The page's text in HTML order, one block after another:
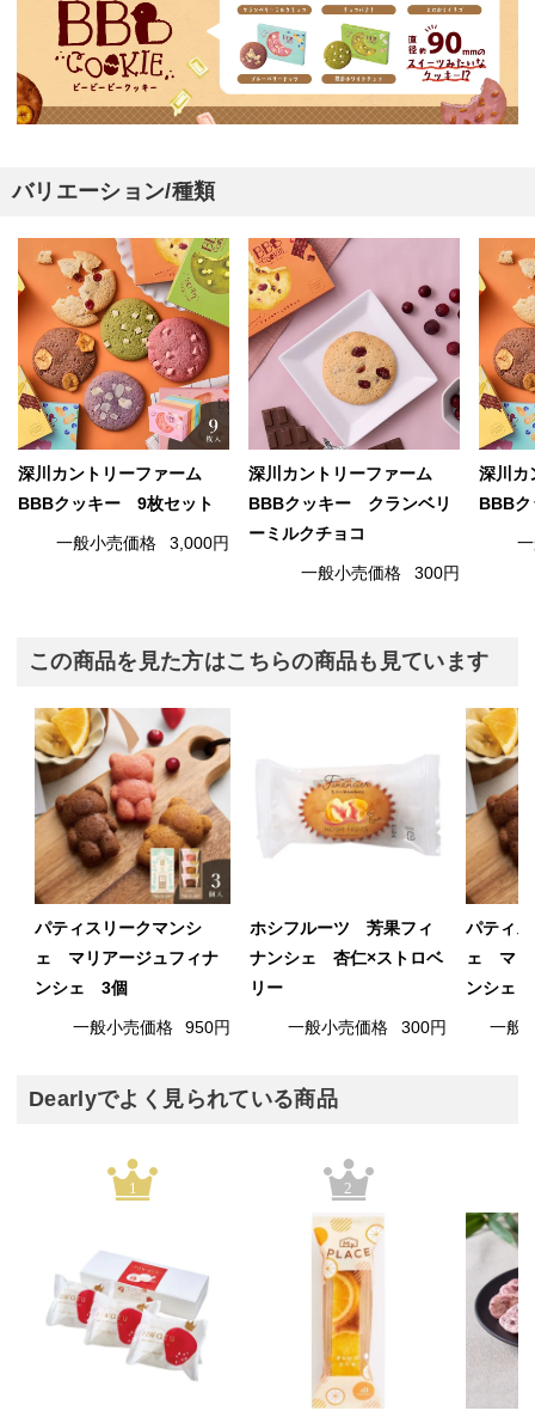
バリエーション/種類
深川カントリーファーム
BBBクッキー 9枚セット
一般小売価格 3,000円
深川カントリーファーム
BBBクッキー クランベリ
ーミルクチョコ
一般小売価格 300円
深川
BBB
この商品を見た方はこちらの商品も見ています
パティスリークマンシ
ェ マリアージュフィナ
ンシェ 3個
一般小売価格 950円
ホシフルーツ 芳果フィ
ナンシェ 杏仁×ストロベ
リー
一般小売価格 300円
パティ
ェ マリ
ンシェ
一般
Dearlyでよく見られている商品
1 2